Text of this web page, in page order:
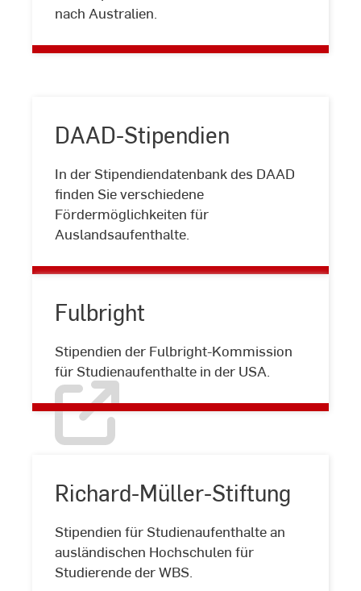
nach Australien.
DAAD-Stipendien
In der Stipendiendatenbank des DAAD
finden Sie verschiedene
Fördermöglichkeiten für
Auslandsaufenthalte.
DAAD-
Stipendien
Fulbright
Stipendien der Fulbright-Kommission
für Studienaufenthalte in der USA.
Fulbright
Richard-Müller-Stiftung
Stipendien für Studienaufenthalte an
ausländischen Hochschulen für
Studierende der WBS.
Richard-
Müller-
Stiftung